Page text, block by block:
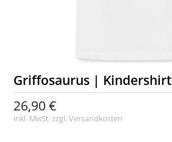
Griffosaurus | Kindershirt
26,90 €
inkl. MwSt. zzgl.Versandkosten